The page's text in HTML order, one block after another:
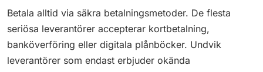
Betala alltid via säkra betalningsmetoder. De flesta
seriösa leverantörer accepterar kortbetalning,
banköverföring eller digitala plånböcker. Undvik
leverantörer som endast erbjuder okända